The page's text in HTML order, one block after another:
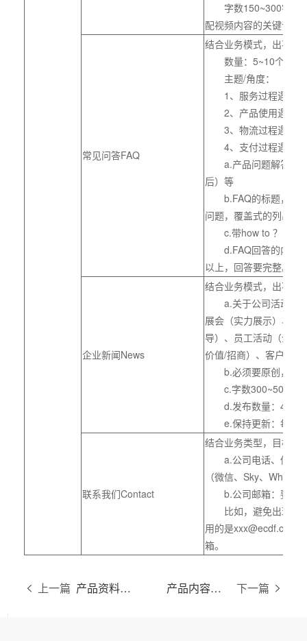
字数150~300字，
配视频内容的关键词。
常见问答FAQ
结合业务模式，出不同
数量：5~10个
主题/角度：
1、服务过程遇到的
2、产品使用遇到的
3、物流过程遇到的
4、支付过程遇到的
a.产品问题解答（
后）等
b.FAQ的标题，需
问题，覆盖式的列出
c.带how to ？ What
d.FAQ回答的内容
以上，回答要完整。
企业新闻News
结合业务模式，出不同
a.关于公司活动（刷
展会（实力展示）、新
导）、员工活动（企业
价值/招商）、客户到
b.必须要原创，图
c.字数300~500单
d.发布数量：4~8
e.保持更新：每个
联系我们Contact
结合业务类型，目标客
a.公司电话、传真、
（微信、Sky、
b.公司邮箱：要注
比如，避免出现公
用的是xxx@ecdf.cn与
箱。
上一篇 产品资料内容准备的说明和标准 产品内容录入操作指南 下一篇